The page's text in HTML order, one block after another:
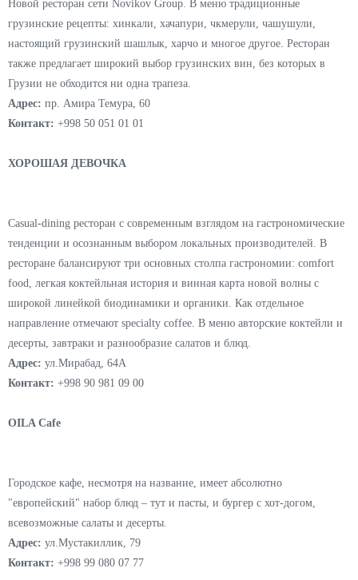
горячие и холодные позиции, фраппучино и фирменные рецепты,
также различные виды некофейных напитков и лимонадов. В
кофешопе кофейни гости смогут приобрести дизайнерские кружки в
стиле Costa Coffee и товары для приготовления кофе.
Адрес: Махатмы Ганди 14, Тараса Шевченко 21, Истикбол 17
PRO.ХИНКАЛИ
настоящий грузинский шашлык, харчо и многое другое. Ресторан
также предлагает широкий выбор грузинских вин, без которых в
Грузии не обходится ни одна трапеза.
Адрес:пр. Амира Темура, 60
Контакт: +998 50 051 01 01
ХОРОШАЯ ДЕВОЧКА
тенденции и осознанным выбором локальных производителей. В
широкой линейкой биодинамики и органики. Как отдельное
направление отмечают specialty coffee. В меню авторские коктейли и
десерты, завтраки и разнообразие салатов и блюд.
Адрес: ул.Мирабад, 64А
Контакт: +998 90 981 09 00